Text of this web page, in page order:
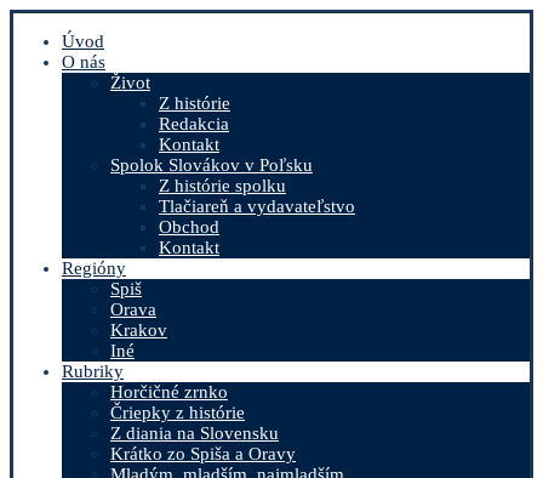
Úvod
O nás
Život
Z histórie
Redakcia
Kontakt
Spolok Slovákov v Poľsku
Z histórie spolku
Tlačiareň a vydavateľstvo
Obchod
Kontakt
Regióny
Spiš
Orava
Krakov
Iné
Rubriky
Horčičné zrnko
Čriepky z histórie
Z diania na Slovensku
Krátko zo Spiša a Oravy